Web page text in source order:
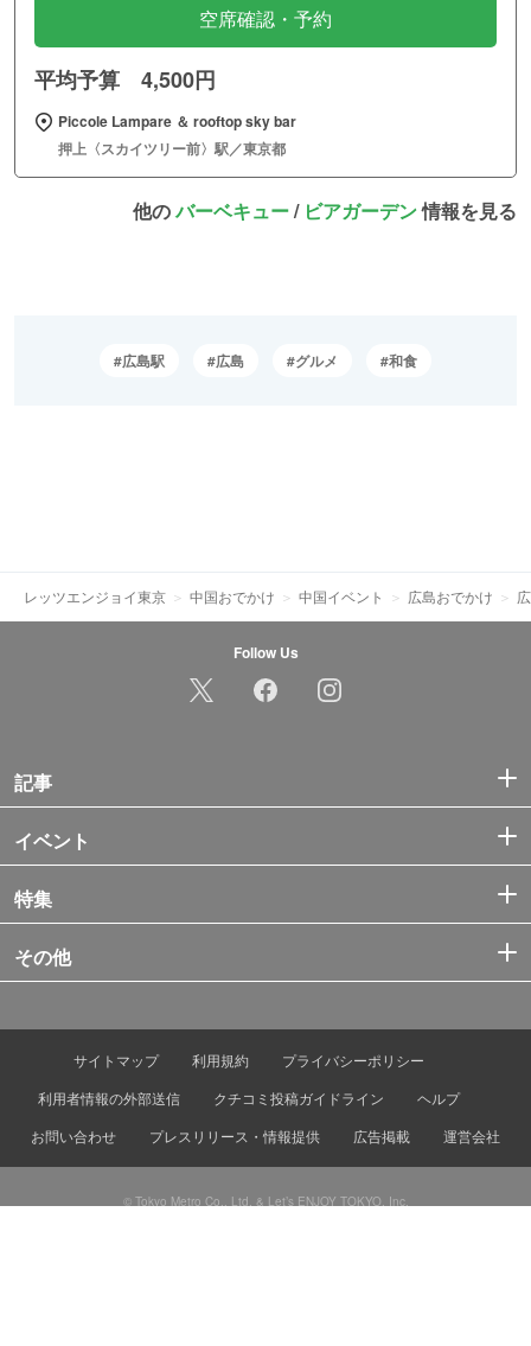
空席確認・予約
平均予算 4,500円
Piccole Lampare ＆ rooftop sky bar
押上〈スカイツリー前〉駅／東京都
他のバーベキュー/ ビアガーデン情報を見る
広島駅 広島 グルメ 和食
レッツエンジョイ東京 中国おでかけ 中国イベント 広島おでかけ
Follow Us
記事
イベント
特集
その他
サイトマップ 利用規約
プライバシーポリシー
利用者情報の外部送信
クチコミ投稿ガイドライン
ヘルプ
お問い合わせ
プレスリリース・情報提供 広告掲載 運営会社
© Tokyo Metro Co., Ltd. & Let’s ENJOY TOKYO, Inc.